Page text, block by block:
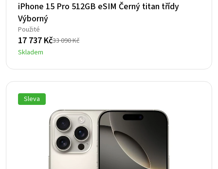
iPhone 15 Pro 512GB eSIM Černý titan třídy
Výborný
Použité
33 090Kč
Původní
cena
byla:
33
090 Kč.
17 737 Kč
Aktuální
cena
je:
17
737 Kč.
Skladem
Sleva